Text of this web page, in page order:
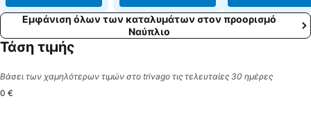
Εμφάνιση όλων των καταλυμάτων στον προορισμό
Ναύπλιο
Τάση τιμής
Βάσει των χαμηλότερων τιμών στο trivago τις τελευταίες 30 ημέρες
0 €